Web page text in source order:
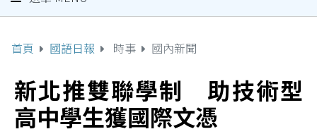
首頁 國語日報 時事 國內新聞
新北推雙聯學制 助技術型
高中學生獲國際文憑